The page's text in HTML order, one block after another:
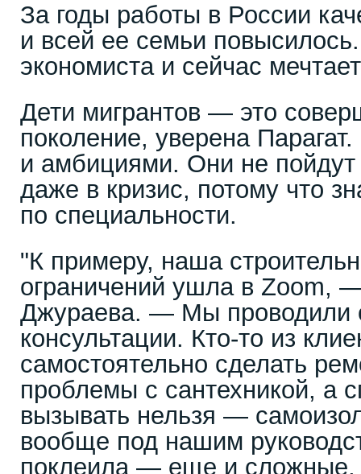
За годы работы в России
и всей ее семьи
экономиста и сейчас
Дети мигрантов — это
поколение, уверена
и амбициями. Они не
даже в кризис, потому что
по специальности.
"К примеру, наша
ограничений ушла в Zoom,
Джураева. — Мы проводили
консультации. Кто-то из
самостоятельно сделать
проблемы с сантехникой, а
вызывать нельзя —
вообще под нашим
поклеила — еще и сложные,